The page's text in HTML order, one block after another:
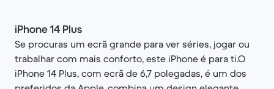
iPhone 14 Plus
Se procuras um ecrã grande para ver séries, jogar ou
trabalhar com mais conforto, este iPhone é para ti.O
iPhone 14 Plus, com ecrã de 6,7 polegadas, é um dos